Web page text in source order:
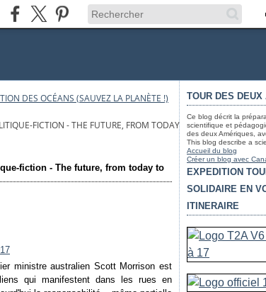
DES OCÉANS (SAUVEZ LA PLANÈTE !)
FICTION - THE FUTURE, FROM TODAY TO 2100 -
fiction - The future, from today to
ministre australien Scott Morrison est
qui manifestent dans les rues en
TOUR DES
Ce blog décrit la
scientifique et
des deux Amériques,
This blog describe a
Accueil du blog
Créer un blog avec
EXPEDITION
SOLIDAIRE EN
ITINERAIRE